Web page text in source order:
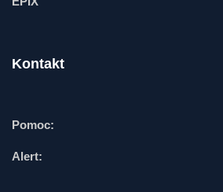
Kontakt
Pomoc:
Alert: